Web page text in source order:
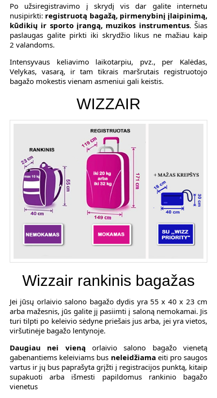
Po užsiregistravimo į skrydį vis dar galite internetu
nusipirkti: registruotą bagažą, pirmenybinį įlaipinimą,
kūdikių ir sporto įrangą, muzikos instrumentus. Šias
paslaugas galite pirkti iki skrydžio likus ne mažiau kaip
2 valandoms.
Intensyvaus keliavimo laikotarpiu, pvz., per Kalėdas,
Velykas, vasarą, ir tam tikrais maršrutais registruotojo
bagažo mokestis vienam asmeniui gali keistis.
WIZZAIR
Wizzair rankinis bagažas
Jei jūsų orlaivio salono bagažo dydis yra 55 x 40 x 23 cm
arba mažesnis, jūs galite jį pasiimti į saloną nemokamai. Jis
turi tilpti po keleivio sėdyne priešais jus arba, jei yra vietos,
viršutinėje bagažo lentynoje.
Daugiau nei vieną orlaivio salono bagažo vienetą
gabenantiems keleiviams bus neleidžiama eiti pro saugos
vartus ir jų bus paprašyta grįžti į registracijos punktą, kitaip
supakuoti arba išmesti papildomus rankinio bagažo
vienetus